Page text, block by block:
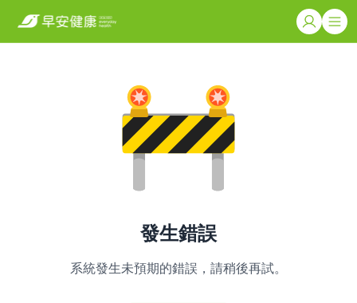
發生錯誤
系統發生未預期的錯誤，請稍後再試。